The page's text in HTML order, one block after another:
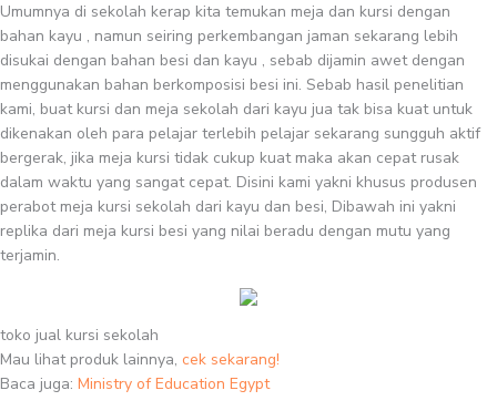
Umumnya di sekolah kerap kita temukan meja dan kursi dengan
bahan kayu , namun seiring perkembangan jaman sekarang lebih
disukai dengan bahan besi dan kayu , sebab dijamin awet dengan
menggunakan bahan berkomposisi besi ini. Sebab hasil penelitian
kami, buat kursi dan meja sekolah dari kayu jua tak bisa kuat untuk
dikenakan oleh para pelajar terlebih pelajar sekarang sungguh aktif
bergerak, jika meja kursi tidak cukup kuat maka akan cepat rusak
dalam waktu yang sangat cepat. Disini kami yakni khusus produsen
perabot meja kursi sekolah dari kayu dan besi, Dibawah ini yakni
replika dari meja kursi besi yang nilai beradu dengan mutu yang
terjamin.
toko jual kursi sekolah
Mau lihat produk lainnya, cek sekarang!
Baca juga: Ministry of Education Egypt